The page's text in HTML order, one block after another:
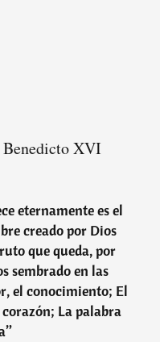
Benedicto XVI
eternamente es el
creado por Dios
que queda, por
sembrado en las
el conocimiento; El
La palabra
”